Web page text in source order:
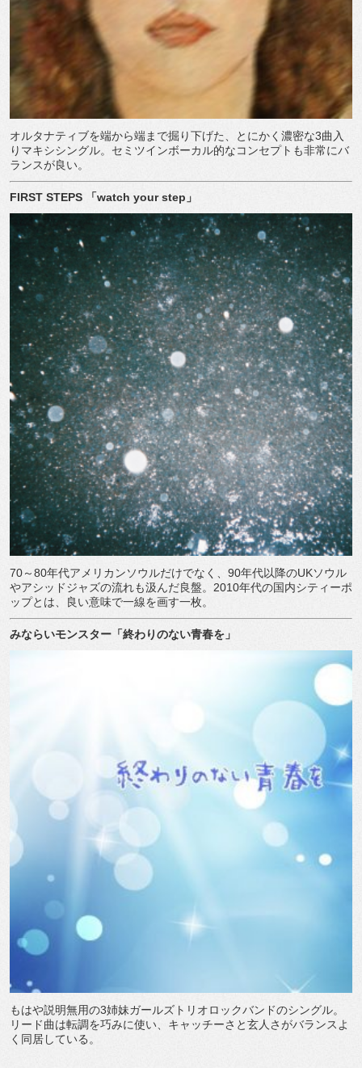
オルタナティブを端から端まで掘り下げた、とにかく濃密な3曲入
りマキシシングル。セミツインボーカル的なコンセプトも非常にバ
ランスが良い。
FIRST STEPS 「watch your step 」
70～80年代アメリカンソウルだけでなく、 90年代以降のUKソウル
やアシッドジャズの流れも汲んだ良盤。 2010年代の国内シティーポ
ップとは、良い意味で一線を画す一枚。
みならいモンスター「終わりのない青春を」
もはや説明無用の3姉妹ガールズトリオロックバンドのシングル。
リード曲は転調を巧みに使い、キャッチーさと玄人さがバランスよ
く同居している。